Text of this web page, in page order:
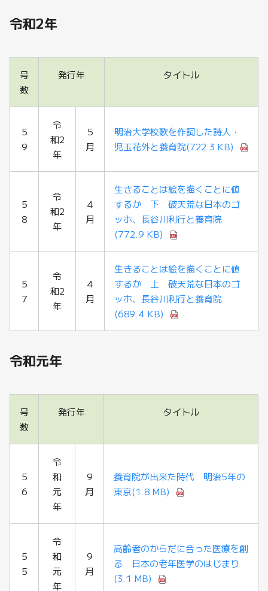
令和2年
号
数
発行年 タイトル
5
9
令
和2
年
5
月
明治大学校歌を作詞した詩人・
児玉花外と養育院(722.3 KB)
5
8
令
和2
年
4
月
生きることは絵を描くことに値
するか 下 破天荒な日本のゴ
ッホ、長谷川利行と養育院
(772.9 KB)
5
7
令
和2
年
4
月
生きることは絵を描くことに値
するか 上 破天荒な日本のゴ
ッホ、長谷川利行と養育院
(689.4 KB)
令和元年
号
数
発行年 タイトル
5
6
令
和
元
年
9
月
養育院が出来た時代 明治5年の
東京(1.8 MB)
5
5
令
和
元
年
9
月
高齢者のからだに合った医療を創
る 日本の老年医学のはじまり
(3.1 MB)